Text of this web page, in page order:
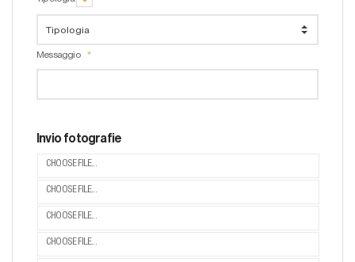
Messaggio
Invio fotografie
CHOOSE FILE...
CHOOSE FILE...
CHOOSE FILE...
CHOOSE FILE...